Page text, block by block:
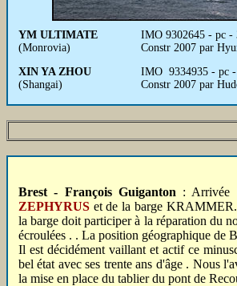
YM ULTIMATE
(Monrovia)
IMO 9302645 - pc -
Constr 2007 par
XIN YA ZHOU
(Shangai)
IMO 9334935 - pc -
Constr 2007 par
Brest - François Guiganton : Arrivée
ZEPHYRUS et de la barge KRAMMER.
la barge doit participer à la réparation du
écroulées . . La position géographique de
Il est décidément vaillant et actif ce
bel état avec ses trente ans d'âge . Nous
la mise en place du tablier du pont de